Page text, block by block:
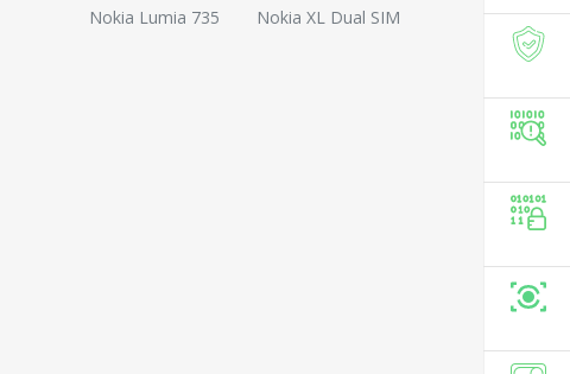
Nokia Lumia 735 Nokia XL Dual SIM